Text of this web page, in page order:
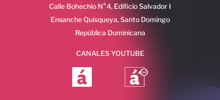
Calle Bohechio N°4, Edificio Salvador I
Ensanche Quisqueya, Santo Domingo
República Dominicana
CANALES YOUTUBE